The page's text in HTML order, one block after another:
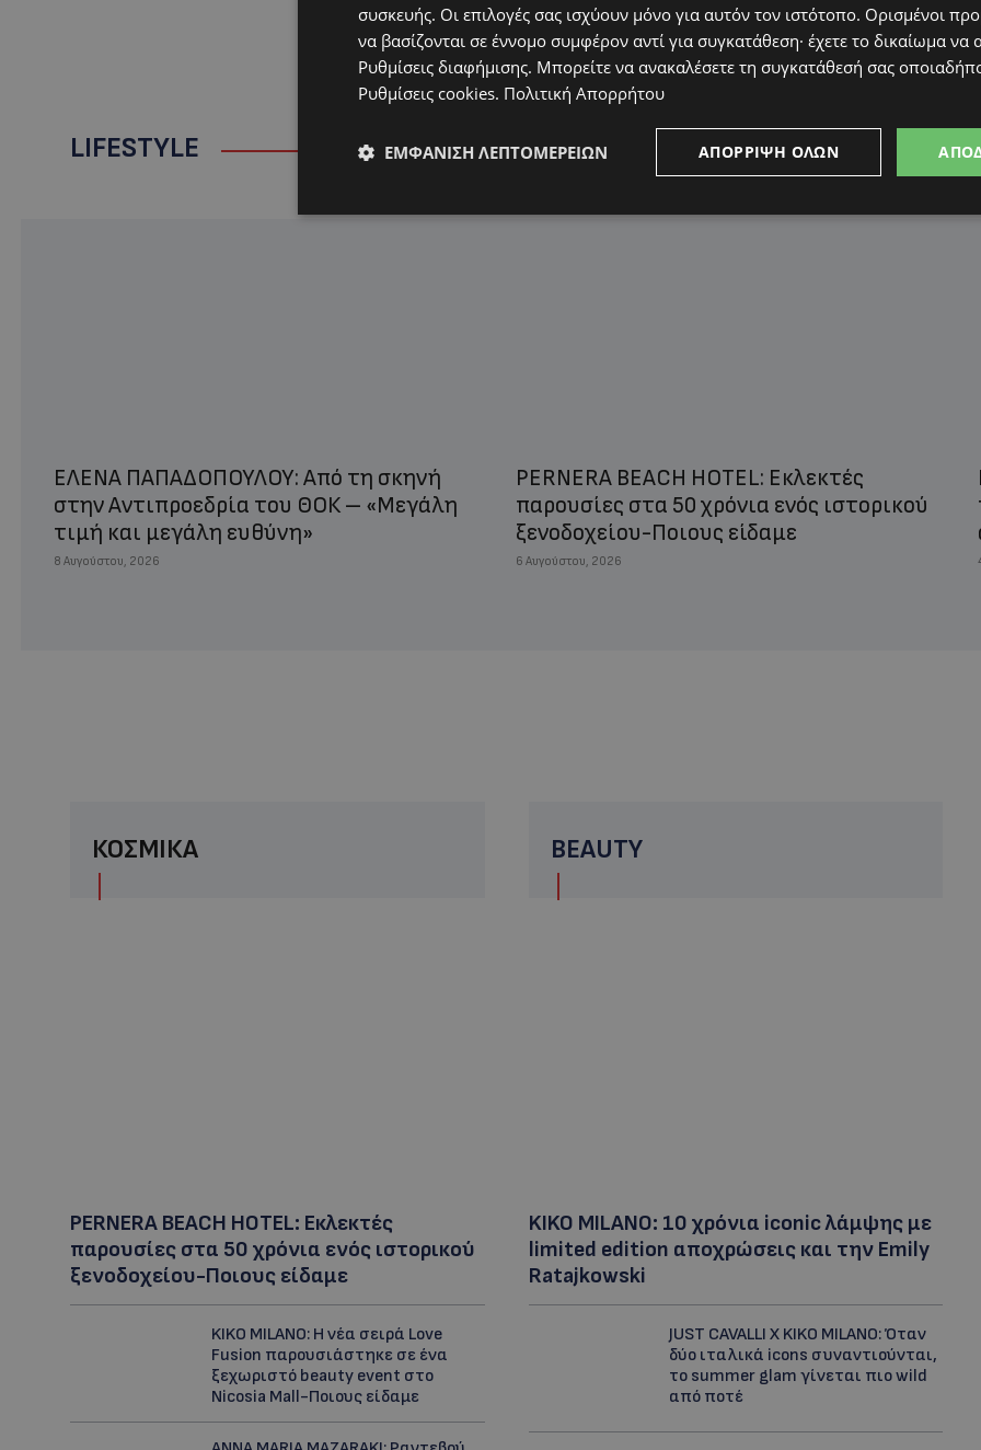
LIFESTYLE
ΕΛΕΝΑ ΠΑΠΑΔΟΠΟΥΛΟΥ: Από τη σκηνή
στην Αντιπροεδρία του ΘΟΚ – «Μεγάλη
τιμή και μεγάλη ευθύνη»
8 Αυγούστου, 2026
PERNERA BEACH HOTEL: Εκλεκτές
παρουσίες στα 50 χρόνια ενός ιστορικού
ξενοδοχείου-Ποιους είδαμε
6 Αυγούστου, 2026
ΚΟΣΜΙΚΑ
PERNERA BEACH HOTEL: Εκλεκτές
παρουσίες στα 50 χρόνια ενός ιστορικού
ξενοδοχείου-Ποιους είδαμε
KIKO MILANO: Η νέα σειρά Love
Fusion παρουσιάστηκε σε ένα
ξεχωριστό beauty event στο
Nicosia Mall-Ποιους είδαμε
BEAUTY
KIKO MILANO: 10 χρόνια iconic λάμψης με
limited edition αποχρώσεις και την Emily
Ratajkowski
JUST CAVALLI X KIKO MILANO: Όταν
δύο ιταλικά icons συναντιούνται,
το summer glam γίνεται πιο wild
από ποτέ
συσκευής. Οι επιλογές σας ισχύουν μόνο για αυτόν τον ιστότοπο. Ορισμένοι
να βασίζονται σε έννομο συμφέρον αντί για συγκατάθεση· έχετε το δικαίωμα να
Ρυθμίσεις διαφήμισης. Μπορείτε να ανακαλέσετε τη συγκατάθεσή σας
Ρυθμίσεις cookies. Πολιτική Απορρήτου
ΑΠΌΡΡΙΨΗ ΌΛΩΝ
ΕΜΦΆΝΙΣΗ ΛΕΠΤΟΜΕΡΕΙΏΝ